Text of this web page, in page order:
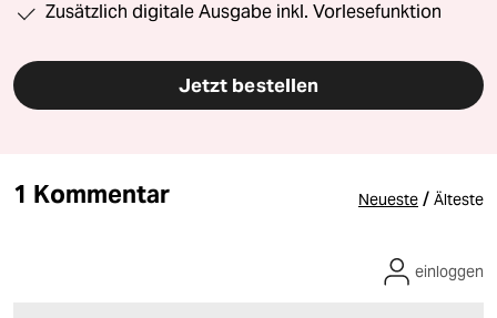
Zusätzlich digitale Ausgabe inkl. Vorlesefunktion
Jetzt bestellen
1 Kommentar Neueste / Älteste
einloggen